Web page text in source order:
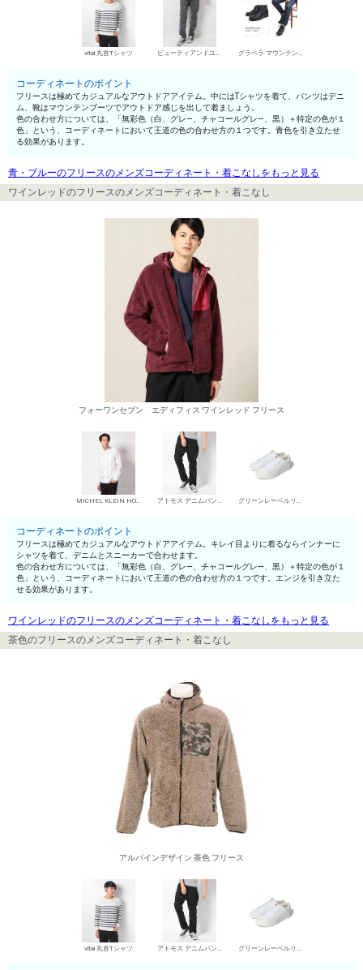
vital 丸首Tシャツ ビューティアンドユース ユナイテッドアローズ デニムパンツ・ジーンズ グラベラ マウンテンブーツ
コーディネートのポイント
フリースは極めてカジュアルなアウトドアアイテム。中にはTシャツを着て、パンツはデニ
ム、靴はマウンテンブーツでアウトドア感じを出して着ましょう。
色の合わせ方については、「無彩色（白、グレ—、チャコールグレ—、黒）＋特定の色が１
色」という、コーディネートにおいて王道の色の合わせ方の１つです。青色を引き立たせ
る効果があります。
青・ブルーのフリースのメンズコーディネート・着こなしをもっと見る
ワインレッドのフリースのメンズコーディネート・着こなし
フォーワンセブン エディフィス ワインレッド フリース
MICHEL KLEIN HOMME シャツ アトモス デニムパンツ・ジーンズ グリーンレーベルリラクシング ローカットスニーカー
コーディネートのポイント
フリースは極めてカジュアルなアウトドアアイテム。キレイ目よりに着るならインナーに
シャツを着て、デニムとスニーカーで合わせます。
色の合わせ方については、「無彩色（白、グレ—、チャコールグレ—、黒）＋特定の色が１
色」という、コーディネートにおいて王道の色の合わせ方の１つです。エンジを引き立た
せる効果があります。
ワインレッドのフリースのメンズコーディネート・着こなしをもっと見る
茶色のフリースのメンズコーディネート・着こなし
アルパインデザイン 茶色 フリース
vital 丸首Tシャツ アトモス デニムパンツ・ジーンズ グリーンレーベルリラクシング ローカットスニーカー